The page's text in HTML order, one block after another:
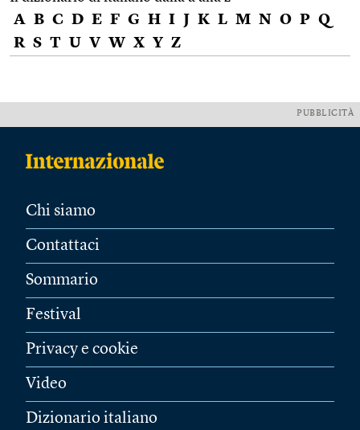
A B C D E F G H I J K L M N O P Q
R S T U V W X Y Z
PUBBLICITÀ
Chi siamo
Contattaci
Sommario
Festival
Privacy e cookie
Video
Dizionario italiano